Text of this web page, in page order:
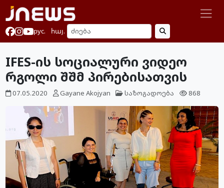
рус. հայ.
IFES-ის სოციალური ვიდეო
რგოლი შშმ პირებისათვის
07.05.2020 Gayane Akojyan საზოგადოება 868